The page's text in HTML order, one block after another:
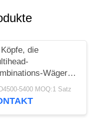
die
Wäger
5400 MOQ:1 Satz